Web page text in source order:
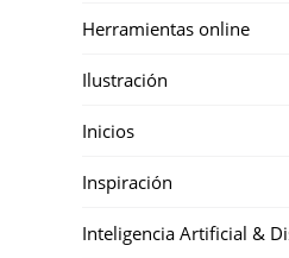
Herramientas online
Ilustración
Inicios
Inspiración
Inteligencia Artificial &